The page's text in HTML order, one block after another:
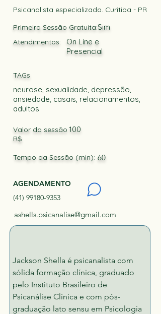
Psicanalista especializado. Curitiba - PR
Primeira Sessão Gratuita:Sim
Atendimentos:
On Line e
Presencial
TAGs
neurose, sexualidade, depressão,
ansiedade, casais, relacionamentos,
adultos
Valor da sessão
R$
100
Tempo da Sessão (min): 60
AGENDAMENTO
(41) 99180-9353
ashells.psicanalise@gmail.com
Jackson Shella é psicanalista com
sólida formação clínica, graduado
pelo Instituto Brasileiro de
Psicanálise Clínica e com pós-
graduação lato sensu em Psicologia